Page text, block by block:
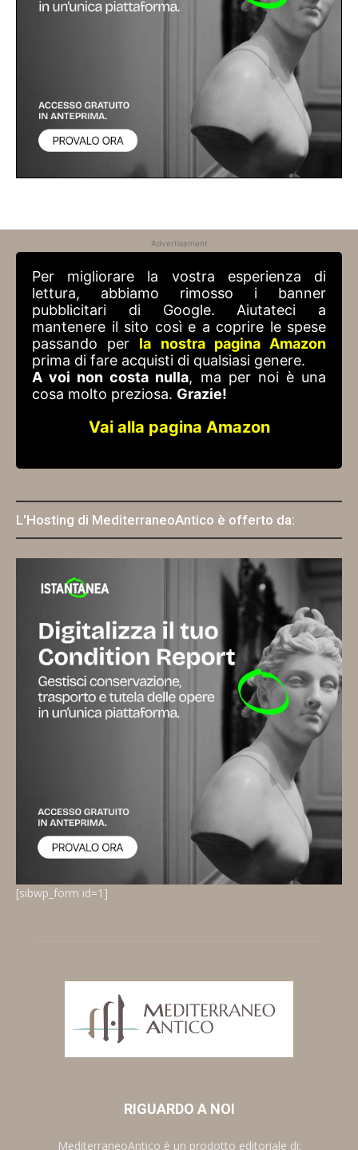
Advertisement
Per migliorare la vostra esperienza di
lettura, abbiamo rimosso i banner
pubblicitari di Google. Aiutateci a
mantenere il sito così e a coprire le spese
passando per la nostra pagina Amazon
prima di fare acquisti di qualsiasi genere.
A voi non costa nulla, ma per noi è una
cosa molto preziosa. Grazie!
Vai alla pagina Amazon
L'Hosting di MediterraneoAntico è offerto da:
[sibwp_form id=1]
RIGUARDO A NOI
MediterraneoAntico è un prodotto editoriale di: